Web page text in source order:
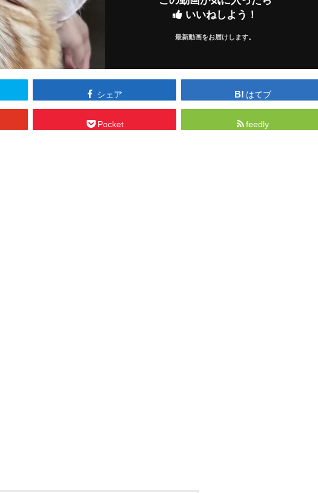
いいねしよう！
最新動画をお届けします。
シェア はてブ
Pocket feedly